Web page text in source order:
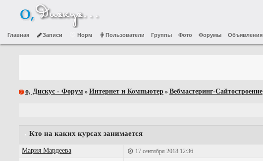
Главная Записи Норм Пользователи Группы Фото Форумы Объявления
о, Дискус - Форум » Интернет и Компьютер » Вебмастеринг-Сайтостроение
Кто на каких курсах занимается
Мария Мардеева 17 сентября 2018 12:36